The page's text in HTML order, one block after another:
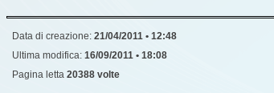
Data di creazione: 21/04/2011 • 12:48
Ultima modifica: 16/09/2011 • 18:08
Pagina letta 20388 volte